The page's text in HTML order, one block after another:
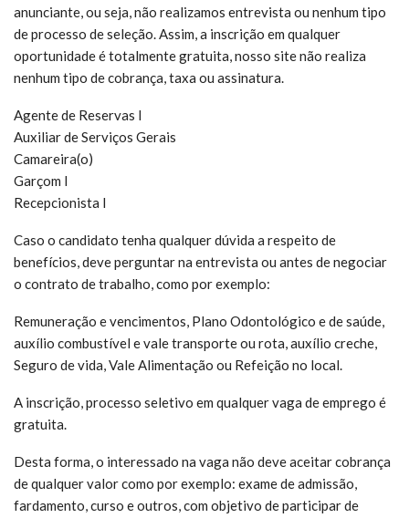
anunciante, ou seja, não realizamos entrevista ou nenhum tipo
de processo de seleção. Assim, a inscrição em qualquer
oportunidade é totalmente gratuita, nosso site não realiza
nenhum tipo de cobrança, taxa ou assinatura.
Agente de Reservas I
Auxiliar de Serviços Gerais
Camareira(o)
Garçom I
Recepcionista I
Caso o candidato tenha qualquer dúvida a respeito de
benefícios, deve perguntar na entrevista ou antes de negociar
o contrato de trabalho, como por exemplo:
Remuneração e vencimentos, Plano Odontológico e de saúde,
auxílio combustível e vale transporte ou rota, auxílio creche,
Seguro de vida, Vale Alimentação ou Refeição no local.
A inscrição, processo seletivo em qualquer vaga de emprego é
gratuita.
Desta forma, o interessado na vaga não deve aceitar cobrança
de qualquer valor como por exemplo: exame de admissão,
fardamento, curso e outros, com objetivo de participar de